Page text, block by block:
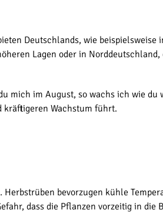
Deutschlands, wie
Lagen oder in
mich im August, so wachs ich wie
kräftigeren Wachstum führt.
bevorzugen kühle
dass die Pflanzen vorzeitig in